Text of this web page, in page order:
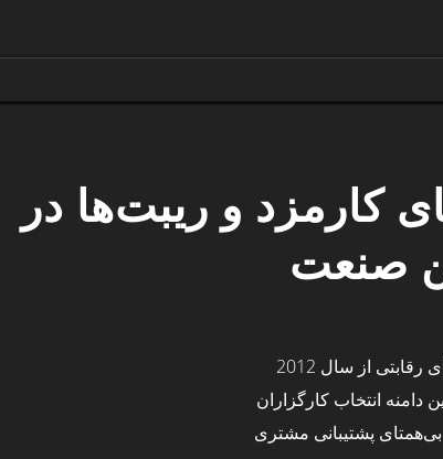
کارمزد و ریبت‌ها در
صنعت
رقابتی از سال 2012
دامنه انتخاب کارگزاران
پشتیبانی مشتری